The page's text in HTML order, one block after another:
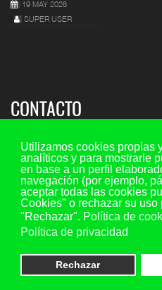
Utilizamos cookies propias
analíticos y para mostrarle
en base a un perfil
navegación (por ejemplo,
aceptar todas las cookies
Cookies" o rechazar su uso
"Rechazar". Política de
Política de privacidad
Rechazar
19 MAY 2026
SUPER USER
CONTACTO
Sede regional:
C/ María de Molina 7, 2º piso -
Teléfono y fax: 983 29 35 45 Ext.
Móvil: 649 73 44 20
Email consultas: